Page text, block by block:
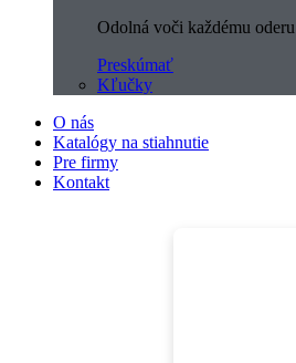
Odolná voči každému oderu
Preskúmať
Kľučky
O nás
Katalógy na stiahnutie
Pre firmy
Kontakt